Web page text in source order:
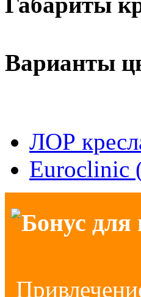
Варианты
ЛОР
Euroclinic
Бонус для